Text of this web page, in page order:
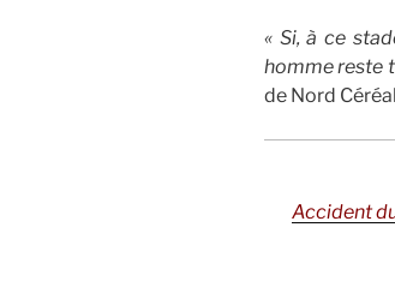
« Si, à ce
homme reste
de Nord
Accident